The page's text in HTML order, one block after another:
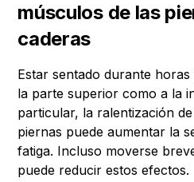
músculos de las
caderas
Estar sentado durante
la parte superior como a la
particular, la ralentización
piernas puede aumentar la
fatiga. Incluso moverse
puede reducir estos efectos.